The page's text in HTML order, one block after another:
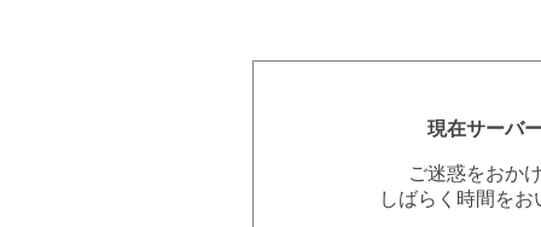
現在サーバ
ご迷惑をおか
しばらく時間を